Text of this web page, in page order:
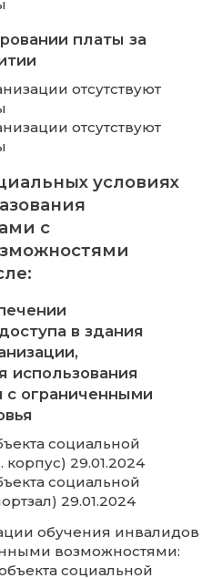
в режиме on-line -
студентов в
5
учебного
обучающими
пакетами программ
В читальном
доступ к
ресурсам и
ресурсах, к
доступ
КИУ
(Доступно для лиц с
КИУ
система